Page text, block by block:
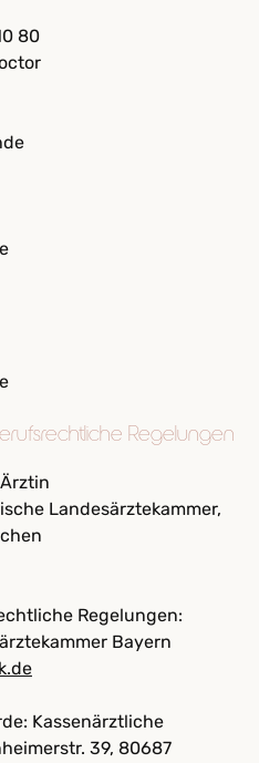
80
Regelungen
Landesärztekammer,
Regelungen:
Bayern
Kassenärztliche
39, 80687